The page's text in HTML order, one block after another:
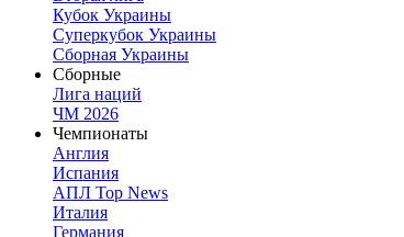
Кубок Украины
Суперкубок Украины
Сборная Украины
Сборные
Лига наций
ЧМ 2026
Чемпионаты
Англия
Испания
АПЛ Top News
Италия
Германия